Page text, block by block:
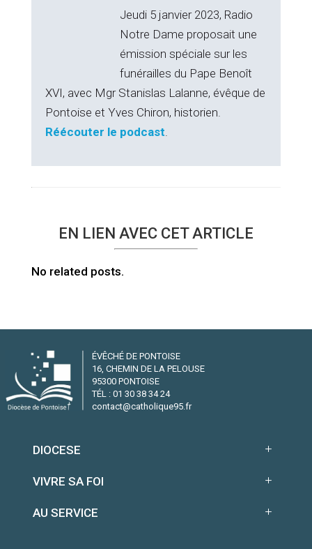
Jeudi 5 janvier 2023, Radio
Notre Dame proposait une
émission spéciale sur les
funérailles du Pape Benoît
XVI, avec Mgr Stanislas Lalanne, évêque de
Pontoise et Yves Chiron, historien.
Réécouter le podcast
EN LIEN AVEC CET ARTICLE
No related posts.
ÉVÊCHÉ DE PONTOISE
16, CHEMIN DE LA PELOUSE
95300 PONTOISE
TÉL : 01 30 38 34 24
contact@catholique95.fr
DIOCESE
VIVRE SA FOI
AU SERVICE